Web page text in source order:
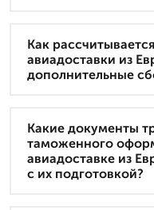
Как
авиадоставки из
дополнительные
Какие документы
таможенного
авиадоставке из
с их подготовкой?